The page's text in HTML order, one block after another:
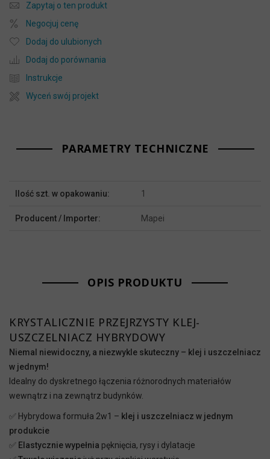
Zapytaj o ten produkt
Negocjuj cenę
Dodaj do ulubionych
Dodaj do porównania
Instrukcje
Wyceń swój projekt
PARAMETRY TECHNICZNE
Ilość szt. w opakowaniu: 1
Producent / Importer: Mapei
OPIS PRODUKTU
KRYSTALICZNIE PRZEJRZYSTY KLEJ-
USZCZELNIACZ HYBRYDOWY
Niemal niewidoczny, a niezwykle skuteczny – klej i uszczelniacz
w jednym!
Idealny do dyskretnego łączenia różnorodnych materiałów
wewnątrz i na zewnątrz budynków.
✅ Hybrydowa formuła 2w1 – klej i uszczelniacz w jednym
produkcie
✅ Elastycznie wypełnia pęknięcia, rysy i dylatacje